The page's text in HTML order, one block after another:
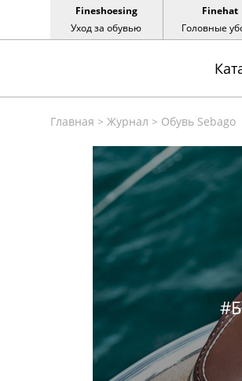
Fineshoesing
Уход за обувью
Finehat
Головные
Главная > Журнал > Обувь Sebago